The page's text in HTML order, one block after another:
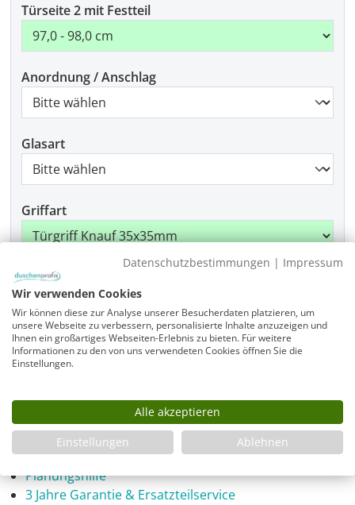
Türseite 2 mit Festteil
Anordnung / Anschlag
Glasart
Griffart
Beschlagfarbe
Produkt Anzahl: Gib den gewünschten
In den Warenkorb
Infos
Fragen zum Artikel
Planungshilfe
3 Jahre Garantie & Ersatzteilservice
Datenschutzbestimmungen | Impressum
Wir verwenden Cookies
Wir können diese zur Analyse unserer Besucherdaten platzieren, um
unsere Webseite zu verbessern, personalisierte Inhalte anzuzeigen und
Ihnen ein großartiges Webseiten-Erlebnis zu bieten. Für weitere
Informationen zu den von uns verwendeten Cookies öffnen Sie die
Einstellungen.
Alle akzeptieren
Einstellungen
Ablehnen